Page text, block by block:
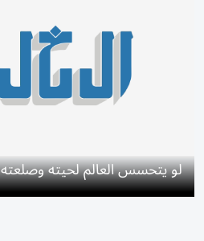
لو يتحسس العالم لحيته وصلعته